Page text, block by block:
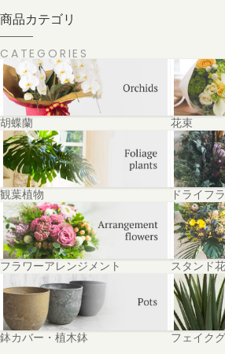
商品カテゴリ
CATEGORIES
胡蝶蘭 花束
観葉植物 ドライフ
フラワーアレンジメント スタンド花
鉢カバー・植木鉢 フェイク